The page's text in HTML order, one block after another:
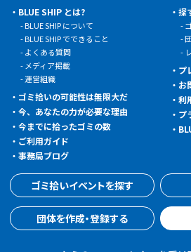
BLUE SHIP とは?
BLUE SHIP について
BLUE SHIP でできること
よくある質問
メディア掲載
運営組織
ゴミ拾いの可能性は無限大だ
今、あなたの力が必要な理由
今までに拾ったゴミの数
ご利用ガイド
事務局ブログ
探
プ
お
利
プ
ゴミ拾いイベントを探す
団体を作成・登録する